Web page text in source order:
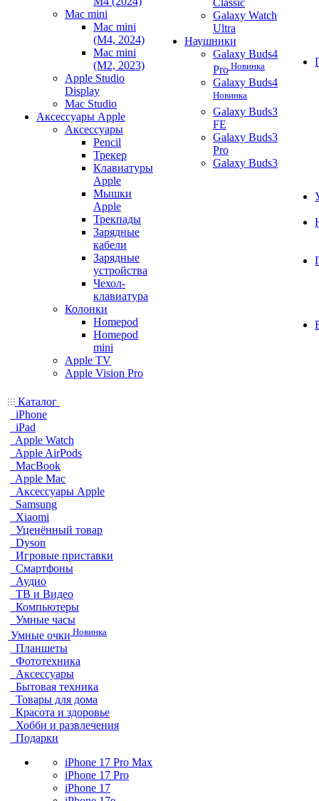
Mac mini
Mac mini
(M4, 2024)
Mac mini
(M2, 2023)
Apple Studio
Display
Mac Studio
Аксессуары Apple
Аксессуары
Pencil
Трекер
Клавиатуры
Apple
Мышки
Apple
Трекпады
Зарядные
кабели
Зарядные
устройства
Чехол-
клавиатура
Колонки
Homepod
Homepod
mini
Apple TV
Apple Vision Pro
Classic
Galaxy Watch
Ultra
Наушники
Galaxy Buds4
Pro Новинка
Galaxy Buds4
Новинка
Galaxy Buds3
FE
Galaxy Buds3
Pro
Galaxy Buds3
Каталог
iPhone
iPad
Apple Watch
Apple AirPods
MacBook
Apple Mac
Аксессуары Apple
Samsung
Xiaomi
Уценённый товар
Dyson
Игровые приставки
Смартфоны
Аудио
ТВ и Видео
Компьютеры
Умные часы
Умные очки Новинка
Планшеты
Фототехника
Аксессуары
Бытовая техника
Товары для дома
Красота и здоровье
Хобби и развлечения
Подарки
iPhone 17 Pro Max
iPhone 17 Pro
iPhone 17